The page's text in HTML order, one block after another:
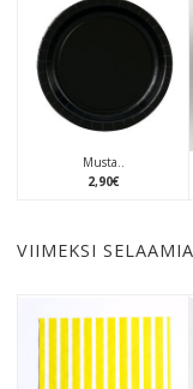
Musta..
2,90€
VIIMEKSI